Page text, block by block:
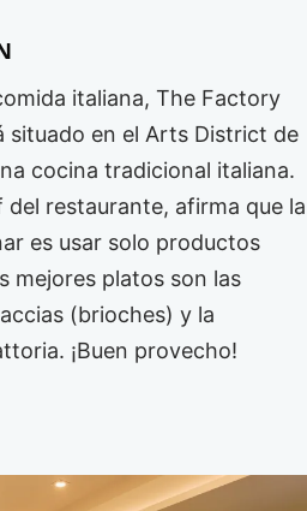
italiana, The Factory
situado en el Arts District de
cocina tradicional italiana.
del restaurante, afirma que la
es usar solo productos
mejores platos son las
(brioches) y la
¡Buen provecho!